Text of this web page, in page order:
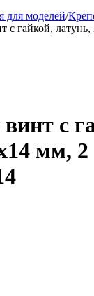
для моделей/
с гайкой,
с
мм,